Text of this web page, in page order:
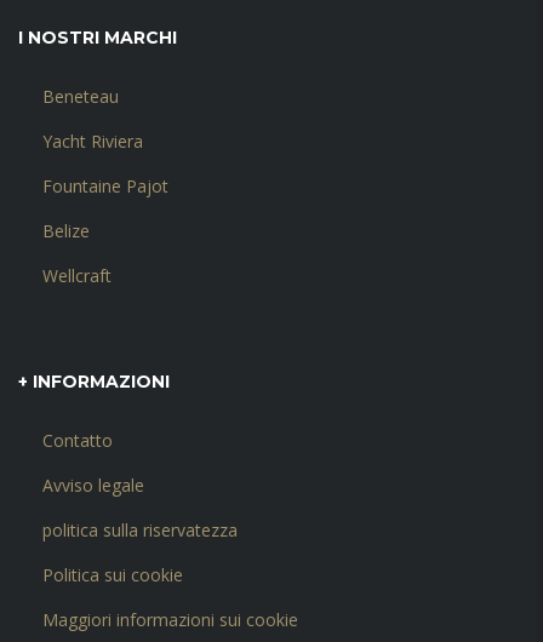
I NOSTRI MARCHI
Beneteau
Yacht Riviera
Fountaine Pajot
Belize
Wellcraft
+ INFORMAZIONI
Contatto
Avviso legale
politica sulla riservatezza
Politica sui cookie
Maggiori informazioni sui cookie